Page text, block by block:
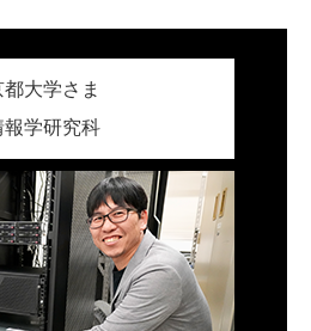
都大学さま
報学研究科